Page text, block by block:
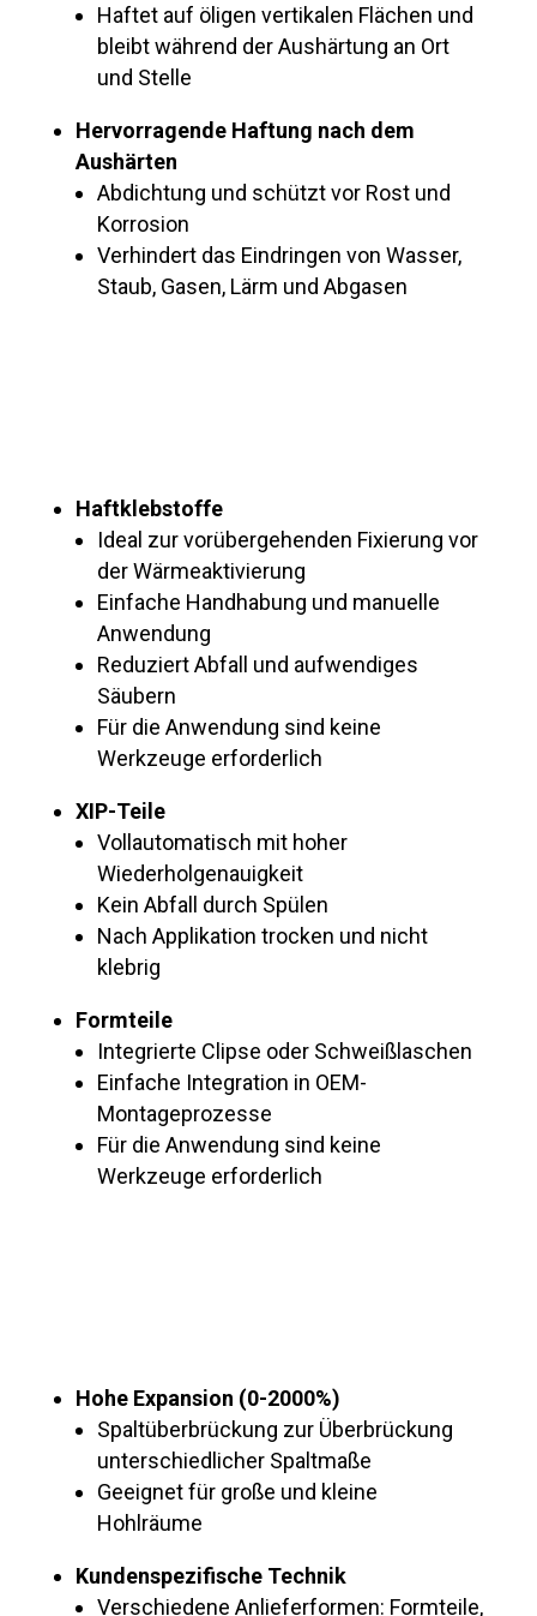
Haftet auf öligen vertikalen Flächen und
bleibt während der Aushärtung an Ort
und Stelle
Hervorragende Haftung nach dem
Aushärten
Abdichtung und schützt vor Rost und
Korrosion
Verhindert das Eindringen von Wasser,
Staub, Gasen, Lärm und Abgasen
Haftklebstoffe
Ideal zur vorübergehenden Fixierung vor
der Wärmeaktivierung
Einfache Handhabung und manuelle
Anwendung
Reduziert Abfall und aufwendiges
Säubern
Für die Anwendung sind keine
Werkzeuge erforderlich
XIP-Teile
Vollautomatisch mit hoher
Wiederholgenauigkeit
Kein Abfall durch Spülen
Nach Applikation trocken und nicht
klebrig
Formteile
Integrierte Clipse oder Schweißlaschen
Einfache Integration in OEM-
Montageprozesse
Für die Anwendung sind keine
Werkzeuge erforderlich
Hohe Expansion (0-2000%)
Spaltüberbrückung zur Überbrückung
unterschiedlicher Spaltmaße
Geeignet für große und kleine
Hohlräume
Kundenspezifische Technik
Verschiedene Anlieferformen: Formteile,